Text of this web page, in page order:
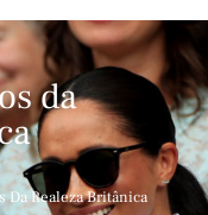
da
Da Realeza Britânica